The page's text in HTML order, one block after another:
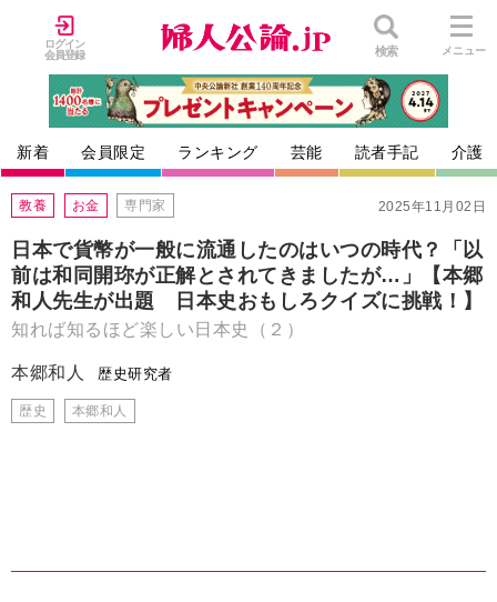
ログイン
会員登録
検索 メニュー
新着 会員限定 ランキング 芸能 読者手記 介護
2025年11月02日
教養 お金 専門家
日本で貨幣が一般に流通したのはいつの時代？「以
前は和同開珎が正解とされてきましたが…」【本郷
和人先生が出題 日本史おもしろクイズに挑戦！】
知れば知るほど楽しい日本史（２）
本郷和人 歴史研究者
歴史 本郷和人